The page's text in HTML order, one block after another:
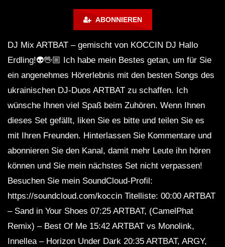
ABONNIEREN
DJ Mix ARTBAT – gemischt von KOCCIN DJ Hallo
Erdling!👽🖖🏼 Ich habe mein Bestes getan, um für Sie
ein angenehmes Hörerlebnis mit den besten Songs des
ukrainischen DJ-Duos ARTBAT zu schaffen. Ich
wünsche Ihnen viel Spaß beim Zuhören. Wenn Ihnen
dieses Set gefällt, liken Sie es bitte und teilen Sie es
mit Ihren Freunden. Hinterlassen Sie Kommentare und
abonnieren Sie den Kanal, damit mehr Leute ihn hören
können und Sie mein nächstes Set nicht verpassen!
Besuchen Sie mein SoundCloud-Profil:
https://soundcloud.com/koccin Titelliste: 00:00 ARTBAT
– Sand in Your Shoes 07:25 ARTBAT, (CamelPhat
Remix) – Best Of Me 15:42 ARTBAT vs Monolink,
Innellea – Horizon Under Dark 20:35 ARTBAT, ARGY,